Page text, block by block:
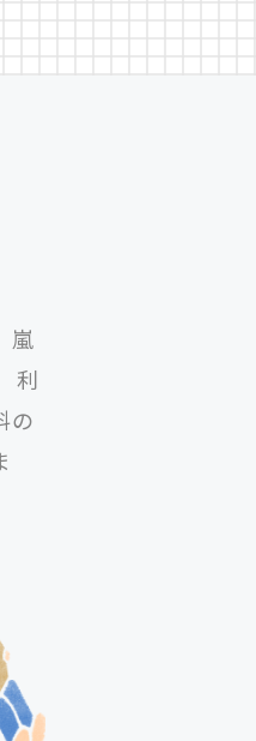
嵐
利
の